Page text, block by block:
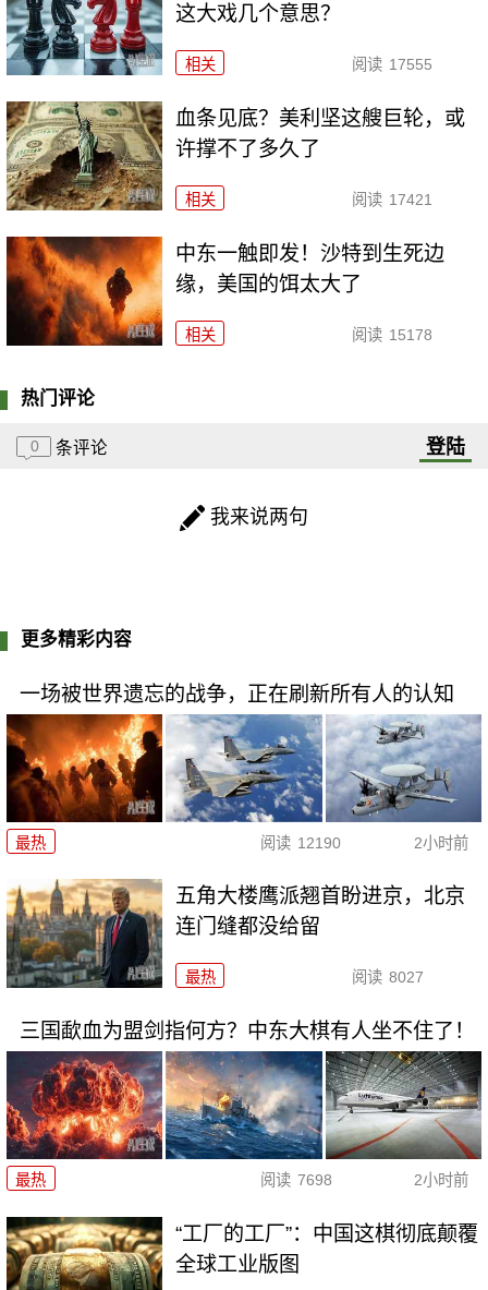
这大戏几个意思？
相关 阅读 17555
血条见底？美利坚这艘巨轮，或
许撑不了多久了
相关 阅读 17421
中东一触即发！沙特到生死边
缘，美国的饵太大了
相关 阅读 15178
热门评论
0 条评论 登陆
我来说两句
更多精彩内容
一场被世界遗忘的战争，正在刷新所有人的认知
最热 阅读 12190 2小时前
五角大楼鹰派翘首盼进京，北京
连门缝都没给留
最热 阅读 8027
三国歃血为盟剑指何方？中东大棋有人坐不住了！
最热 阅读 7698 2小时前
“工厂的工厂”：中国这棋彻底颠覆
全球工业版图